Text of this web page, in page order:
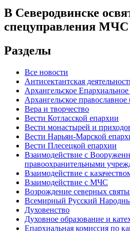
В Северодвинске
спецуправления МЧС
Разделы
Все новости
Антисектантская
Архангельское
Архангельское православное
Вера и творчество
Вести Котласской епархии
Вести монастырей и
Вести Нарьян-Марской
Вести Плесецкой епархии
Взаимодействие с
правоохранительными
Взаимодействие с
Взаимодействие с МЧС
Возрождение северных
Всемирный Русский
Духовенство
Духовное образование и
Епархиальная комиссия по